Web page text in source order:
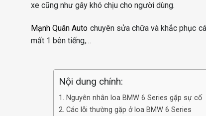
xe cũng như gây khó chịu cho người dùng.
Mạnh Quân Auto chuyên sửa chữa và khắc phục
mất 1 bên tiếng,…
Nội dung chính:
1. Nguyên nhân loa BMW 6 Series gặp sự cố
2. Các lỗi thường gặp ở loa BMW 6 Series